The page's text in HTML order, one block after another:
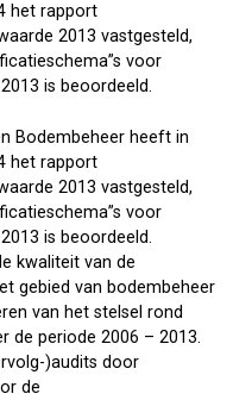
het rapport
2013 vastgesteld,
voor
is beoordeeld.
Bodembeheer heeft in
het rapport
2013 vastgesteld,
voor
is beoordeeld.
kwaliteit van de
gebied van bodembeheer
van het stelsel rond
de periode 2006 – 2013.
)audits door
de